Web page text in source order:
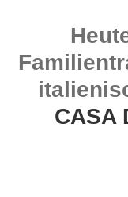
CASA